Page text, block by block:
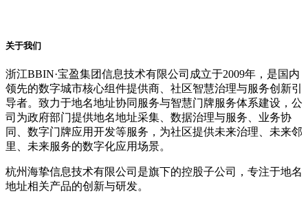
关于我们
浙江BBIN·宝盈集团信息技术有限公司成立于2009年，是国内
领先的数字城市核心组件提供商、社区智慧治理与服务创新引
导者。致力于地名地址协同服务与智慧门牌服务体系建设，公
司为政府部门提供地名地址采集、数据治理与服务、业务协
同、数字门牌应用开发等服务，为社区提供未来治理、未来邻
里、未来服务的数字化应用场景。
杭州海挚信息技术有限公司是旗下的控股子公司，专注于地名
地址相关产品的创新与研发。